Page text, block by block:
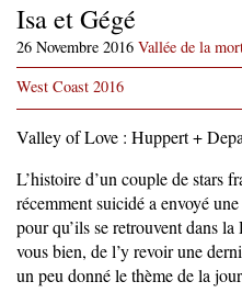
Isa et Gégé
26 Novembre 2016 Vallée de la
West Coast 2016
Valley of Love : Huppert +
L’histoire d’un couple de stars
récemment suicidé a envoyé
pour qu’ils se retrouvent dans
vous bien, de l’y revoir une
un peu donné le thème de la